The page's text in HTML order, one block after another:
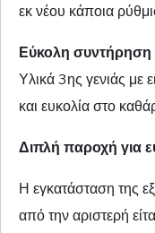
εκ νέου κάποια
Εύκολη συντήρηση
Υλικά 3ης γενιάς με
και ευκολία στο
Διπλή παροχή για
Η εγκατάσταση της
από την αριστερή